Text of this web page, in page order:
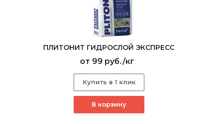
ПЛИТОНИТ ГИДРОСЛОЙ ЭКСПРЕСС
от 99 руб./кг
Купить в 1 клик
В корзину